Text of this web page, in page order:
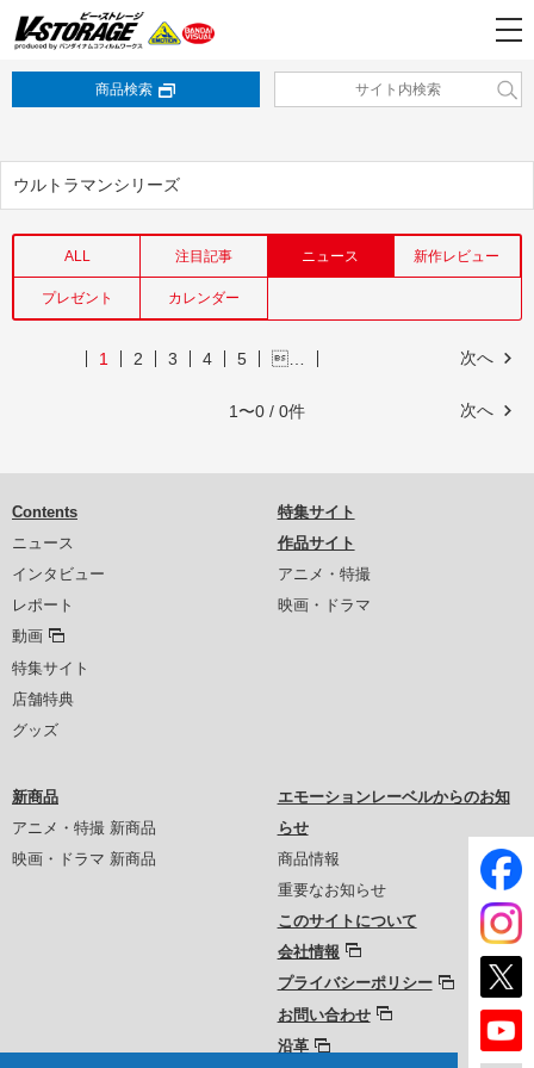
商品検索
ウルトラマンシリーズ
ALL 注目記事 ニュース 新作レビュー
プレゼント カレンダー
次へ
1 2 3 4 5 …
次へ
1〜0 / 0件
Contents
ニュース
インタビュー
レポート
動画
特集サイト
店舗特典
グッズ
特集サイト
作品サイト
アニメ・特撮
映画・ドラマ
新商品
アニメ・特撮 新商品
映画・ドラマ 新商品
エモーションレーベルからのお知
らせ
商品情報
重要なお知らせ
このサイトについて
会社情報
プライバシーポリシー
お問い合わせ
沿革